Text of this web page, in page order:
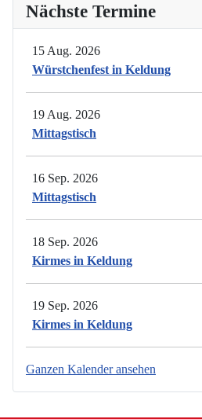
Nächste Termine
15 Aug. 2026
Würstchenfest in Keldung
19 Aug. 2026
Mittagstisch
16 Sep. 2026
Mittagstisch
18 Sep. 2026
Kirmes in Keldung
19 Sep. 2026
Kirmes in Keldung
Ganzen Kalender ansehen